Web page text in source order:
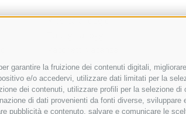
la fruizione dei contenuti digitali,
e/o accedervi, utilizzare dati limitati per la
dei contenuti, utilizzare profili per la selezione
di dati provenienti da fonti diverse,
pubblicità e contenuto, salvare e comunicare le
Ricerca alloggio
activeCARD Racines
activeCARD Vipiteno
Colle Isarco CARD
Come arrivare